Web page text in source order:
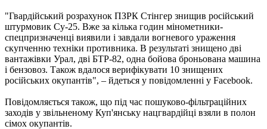
"Гвардійський розрахунок ПЗРК Стінгер знищив російський
штурмовик Су-25. Вже за кілька годин мінометники-
спецпризначенці виявили і завдали вогневого ураження
скупченню техніки противника. В результаті знищено дві
вантажівки Урал, дві БТР-82, одна бойова броньована машина
і бензовоз. Також вдалося верифікувати 10 знищених
російських окупантів", – йдеться у повідомленні у Facebook.
Повідомляється також, що під час пошуково-фільтраційних
заходів у звільненому Куп'янську нацгвардійці взяли в полон
сімох окупантів.